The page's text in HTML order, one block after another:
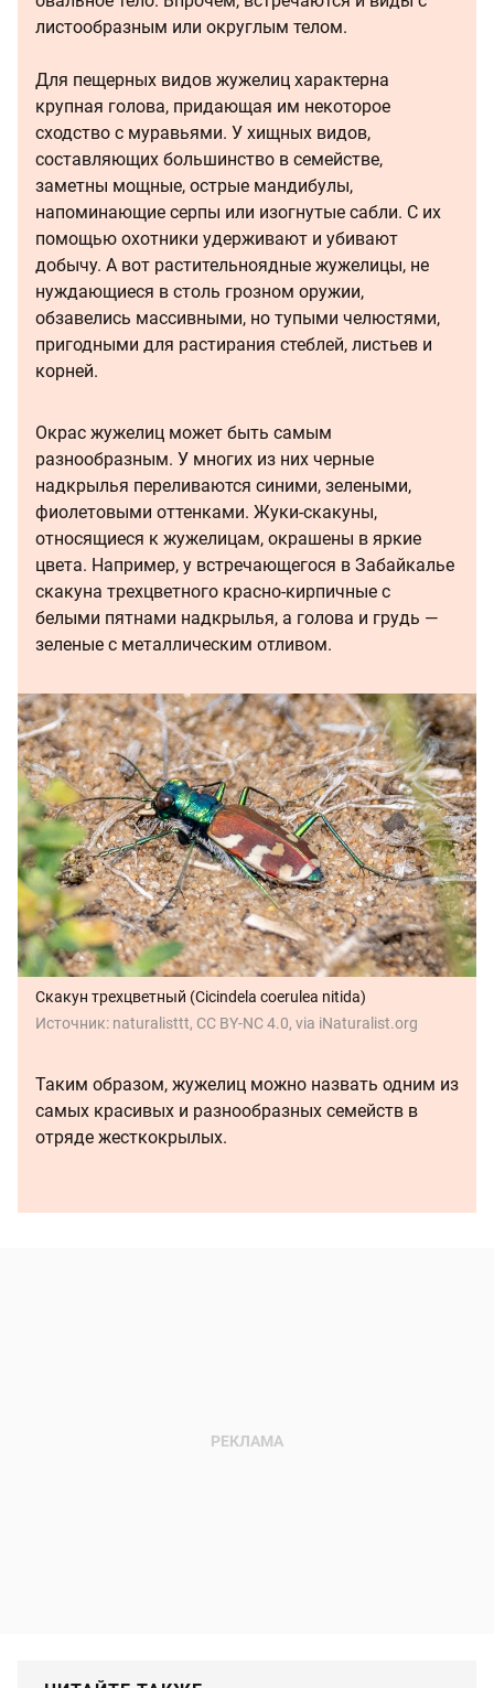
листообразным или округлым телом.
Для пещерных видов жужелиц характерна
крупная голова, придающая им некоторое
сходство с муравьями. У хищных видов,
составляющих большинство в семействе,
заметны мощные, острые мандибулы,
напоминающие серпы или изогнутые сабли. С их
помощью охотники удерживают и убивают
добычу. А вот растительноядные жужелицы, не
нуждающиеся в столь грозном оружии,
обзавелись массивными, но тупыми челюстями,
пригодными для растирания стеблей, листьев и
корней.
Окрас жужелиц может быть самым
разнообразным. У многих из них черные
надкрылья переливаются синими, зелеными,
фиолетовыми оттенками. Жуки-скакуны,
относящиеся к жужелицам, окрашены в яркие
цвета. Например, у встречающегося в Забайкалье
скакуна трехцветного красно-кирпичные с
белыми пятнами надкрылья, а голова и грудь —
зеленые с металлическим отливом.
Скакун трехцветный (Cicindela coerulea nitida)
Источник: naturalisttt, CC BY-NC 4.0, via iNaturalist.org
Таким образом, жужелиц можно назвать одним из
самых красивых и разнообразных семейств в
отряде жесткокрылых.